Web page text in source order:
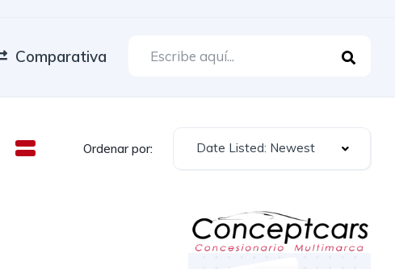
Comparativa
Ordenar por: Date Listed: Newest